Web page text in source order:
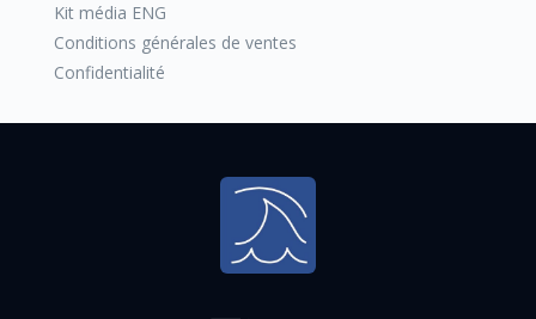
Kit média ENG
Conditions générales de ventes
Confidentialité